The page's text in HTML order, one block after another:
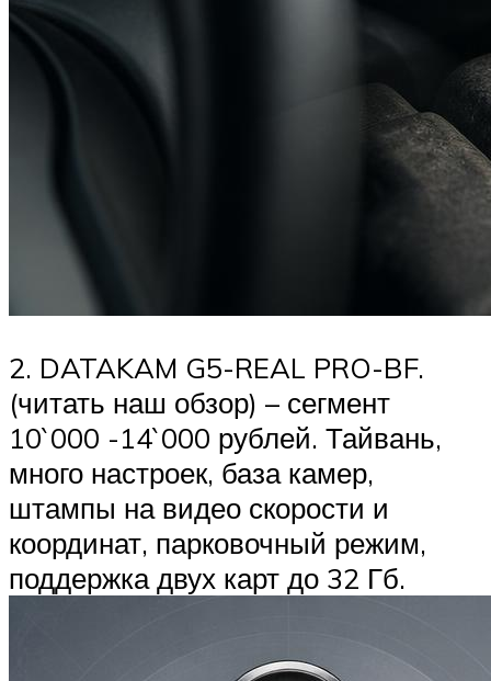
2. DATAKAM G5-REAL PRO-BF.
(читать наш обзор) – сегмент
10`000 -14`000 рублей. Тайвань,
много настроек, база камер,
штампы на видео скорости и
координат, парковочный режим,
поддержка двух карт до 32 Гб.